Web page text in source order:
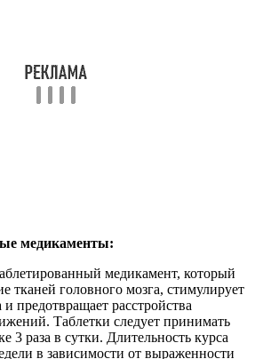
медикаменты:
медикамент, который
тканей головного мозга, стимулирует
предотвращает расстройства
Таблетки следует принимать
3 раза в сутки. Длительность курса
в зависимости от выраженности